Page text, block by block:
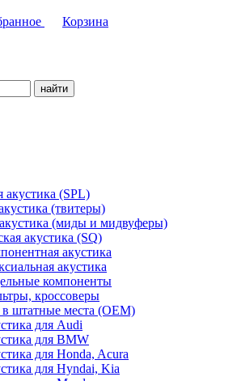
Корзина
найти
акустика (SPL)
(твитеры)
(миды и мидвуферы)
акустика (SQ)
акустика
акустика
компоненты
кроссоверы
штатные места (OEM)
для Audi
для BMW
для Honda, Acura
для Hyndai, Kia